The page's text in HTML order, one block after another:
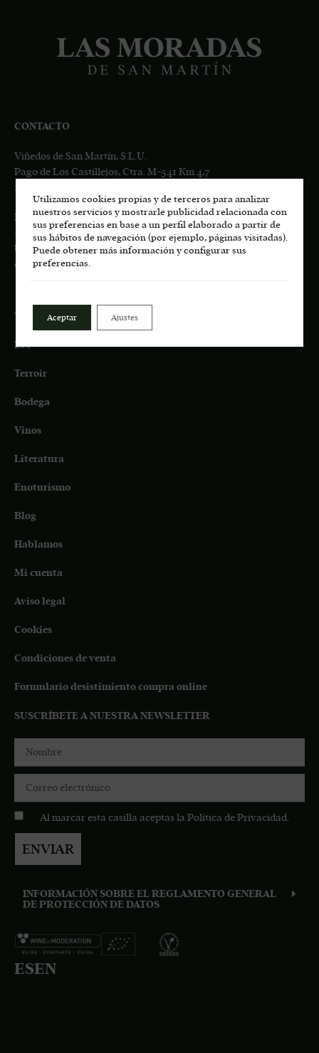
CONTACTO
Viñedos de San Martín, S.L.U.
Pago de Los Castillejos, Ctra. M-541 Km 4,7
28680 San Martín de Valdeiglesias, MADRID
Información general:
+34
617 00 75 77
bodega.lasmoradas@grupoenate.es
enoturismo.lasmoradas@grupoenate.es
Tienda
Eco
Terroir
Bodega
Vinos
Literatura
Enoturismo
Blog
Hablamos
Mi cuenta
Aviso legal
Cookies
Condiciones de venta
Formulario desistimiento compra online
SUSCRÍBETE A NUESTRA NEWSLETTER
Al marcar esta casilla aceptas la Política de Privacidad.
ENVIAR
INFORMACIÓN SOBRE EL REGLAMENTO GENERAL
DE PROTECCIÓN DE DATOS
ESEN
Utilizamos cookies propias y de terceros para analizar
nuestros servicios y mostrarle publicidad relacionada con
sus preferencias en base a un perfil elaborado a partir de
sus hábitos de navegación (por ejemplo, páginas visitadas).
Puede obtener más información y configurar sus
preferencias.
Aceptar Ajustes